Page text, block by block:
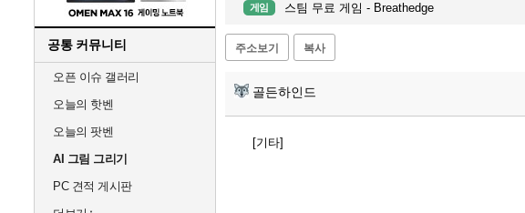
공통 커뮤니티
오픈 이슈 갤러리
오늘의 핫벤
오늘의 팟벤
AI 그림 그리기
PC 견적 게시판
게임 스팀 무료 게임 - Breathedge
주소보기 복사
골든하인드
[기타]